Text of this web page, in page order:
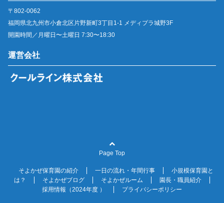
〒802-0062
福岡県北九州市小倉北区片野新町3丁目1-1 メディプラ城野3F
開園時間／月曜日〜土曜日 7:30〜18:30
運営会社
Page Top
そよかぜ保育園の紹介 一日の流れ・年間行事
小規模保育園と
は？
そよかぜブログ そよかぜルーム
園長・職員紹介
採用情報（2024年度 ）
プライバシーポリシー